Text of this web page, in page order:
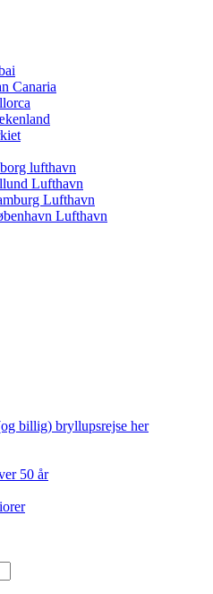
Canaria
lufthavn
Lufthavn
Lufthavn
Lufthavn
billig) bryllupsrejse her
50 år